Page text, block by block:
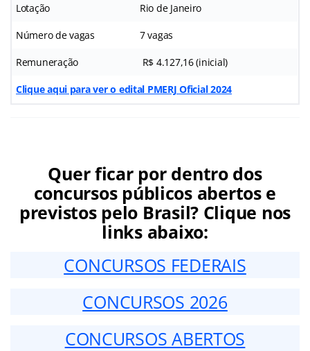
Lotação Rio de Janeiro
Número de vagas 7 vagas
Remuneração R$ 4.127,16 (inicial)
Clique aqui para ver o edital PMERJ Oficial 2024
Quer ficar por dentro dos
concursos públicos abertos e
previstos pelo Brasil? Clique nos
links abaixo:
CONCURSOS FEDERAIS
CONCURSOS 2026
CONCURSOS ABERTOS